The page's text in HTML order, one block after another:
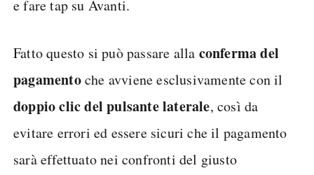
e fare tap su Avanti.
Fatto questo si può passare alla confermadel
pagamentoche avviene esclusivamente con il
doppio clic del pulsante laterale, così da
evitare errori ed essere sicuri che il pagamento
sarà effettuato nei confronti del giusto